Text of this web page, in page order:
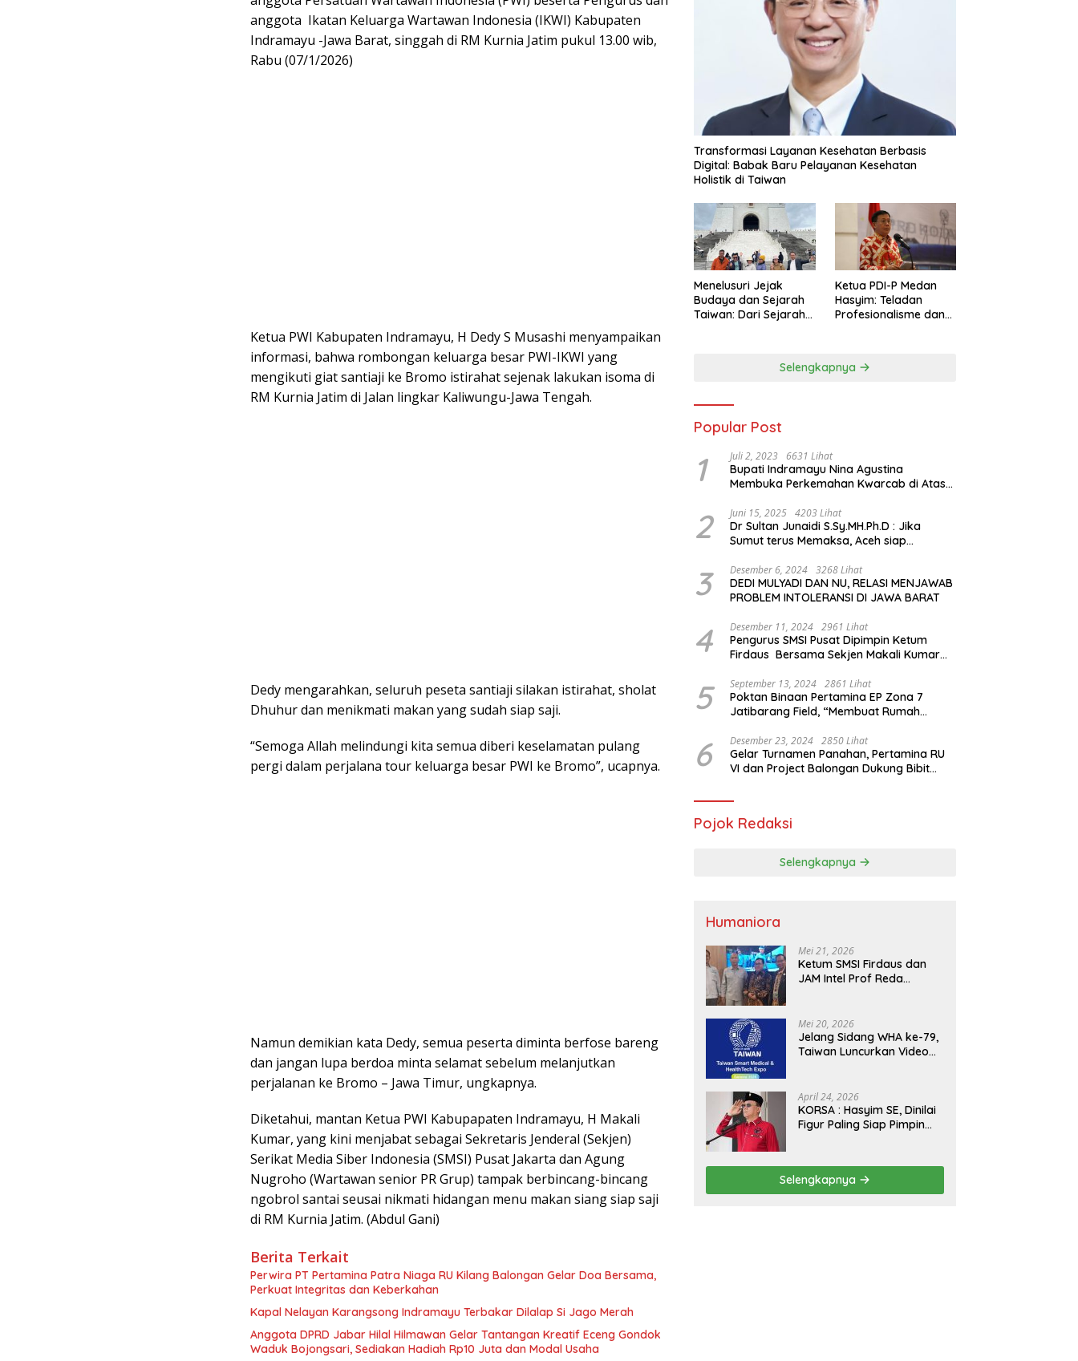
anggota Ikatan Keluarga Wartawan Indonesia (IKWI) Kabupaten
Indramayu -Jawa Barat, singgah di RM Kurnia Jatim pukul 13.00 wib,
Rabu (07/1/2026)
Ketua PWI Kabupaten Indramayu, H Dedy S Musashi menyampaikan
informasi, bahwa rombongan keluarga besar PWI-IKWI yang
mengikuti giat santiaji ke Bromo istirahat sejenak lakukan isoma di
RM Kurnia Jatim di Jalan lingkar Kaliwungu-Jawa Tengah.
Dedy mengarahkan, seluruh peseta santiaji silakan istirahat, sholat
Dhuhur dan menikmati makan yang sudah siap saji.
“Semoga Allah melindungi kita semua diberi keselamatan pulang
pergi dalam perjalana tour keluarga besar PWI ke Bromo”, ucapnya.
Namun demikian kata Dedy, semua peserta diminta berfose bareng
dan jangan lupa berdoa minta selamat sebelum melanjutkan
perjalanan ke Bromo – Jawa Timur, ungkapnya.
Diketahui, mantan Ketua PWI Kabupapaten Indramayu, H Makali
Kumar, yang kini menjabat sebagai Sekretaris Jenderal (Sekjen)
Serikat Media Siber Indonesia (SMSI) Pusat Jakarta dan Agung
Nugroho (Wartawan senior PR Grup) tampak berbincang-bincang
ngobrol santai seusai nikmati hidangan menu makan siang siap saji
di RM Kurnia Jatim. (Abdul Gani)
Berita Terkait
Perwira PT Pertamina Patra Niaga RU Kilang Balongan Gelar Doa Bersama,
Perkuat Integritas dan Keberkahan
Kapal Nelayan Karangsong Indramayu Terbakar Dilalap Si Jago Merah
Anggota DPRD Jabar Hilal Hilmawan Gelar Tantangan Kreatif Eceng Gondok
Waduk Bojongsari, Sediakan Hadiah Rp10 Juta dan Modal Usaha
Transformasi Layanan Kesehatan Berbasis
Digital: Babak Baru Pelayanan Kesehatan
Holistik di Taiwan
Menelusuri Jejak
Budaya dan Sejarah
Taiwan: Dari Sejarah
Sejarah Chiang Kai-
Ketua PDI-P Medan
Hasyim: Teladan
Profesionalisme dan
Selengkapnya
Popular Post
1 Juli 2, 2023 6631 Lihat
Bupati Indramayu Nina Agustina
Membuka Perkemahan Kwarcab di Atas
2 Juni 15, 2025 4203 Lihat
Dr Sultan Junaidi S.Sy.MH.Ph.D : Jika
Sumut terus Memaksa, Aceh siap
Internasional
3 Desember 6, 2024 3268 Lihat
DEDI MULYADI DAN NU, RELASI MENJAWAB
PROBLEM INTOLERANSI DI JAWA BARAT
4 Desember 11, 2024 2961 Lihat
Pengurus SMSI Pusat Dipimpin Ketum
Firdaus Bersama Sekjen Makali Kumar
Yusuf
5 September 13, 2024 2861 Lihat
Poktan Binaan Pertamina EP Zona 7
Jatibarang Field, “Membuat Rumah
Tikus
6 Desember 23, 2024 2850 Lihat
Gelar Turnamen Panahan, Pertamina RU
VI dan Project Balongan Dukung Bibit
Pojok Redaksi
Selengkapnya
Humaniora
Mei 21, 2026
Ketum SMSI Firdaus dan
JAM Intel Prof Reda
SMSI Sukseskan Jaga
Desa dan Jaga Dapur
MBG, Perkuat Pengawasan
Mei 20, 2026
Jelang Sidang WHA ke-79,
Taiwan Luncurkan Video
Inovasi Kesehatan Global
April 24, 2026
KORSA : Hasyim SE, Dinilai
Figur Paling Siap Pimpin
Selengkapnya